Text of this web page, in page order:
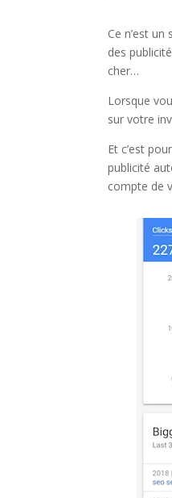
Ce n’est
des
cher…
Lorsque
sur votre
Et c’est
publicité
compte de